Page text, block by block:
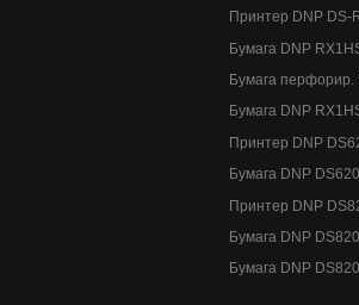
Принтер DNP DS-
Бумага DNP
Бумага перфорир.
Бумага DNP
Принтер DNP
Бумага DNP
Принтер DNP
Бумага DNP
Бумага DNP